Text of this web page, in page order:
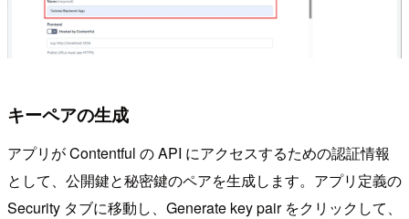
キーペアの生成
アプリが Contentful の API にアクセスするための認証情報
として、公開鍵と秘密鍵のペアを生成します。アプリ定義の
Security タブに移動し、Generate key pair をクリックして、